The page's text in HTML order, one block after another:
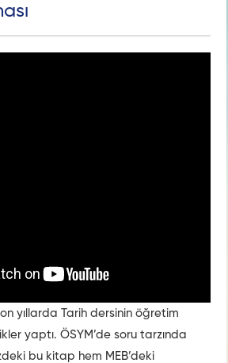
yıllarda Tarih dersinin öğretim
yaptı. ÖSYM’de soru tarzında
bu kitap hem MEB’deki